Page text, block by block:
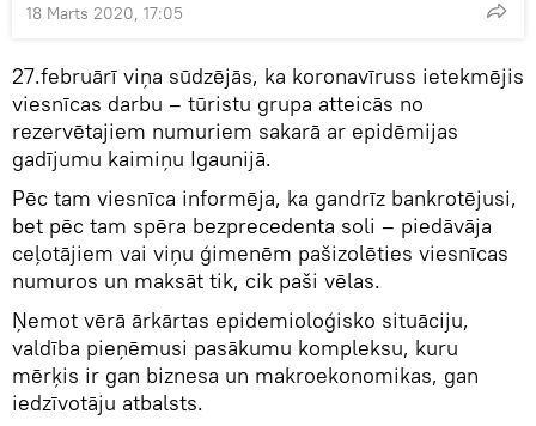
18 Marts 2020, 17:05
27.februārī viņa sūdzējās, ka koronavīruss ietekmējis
viesnīcas darbu – tūristu grupa atteicās no
rezervētajiem numuriem sakarā ar epidēmijas
gadījumu kaimiņu Igaunijā.
Pēc tam viesnīca informēja, ka gandrīz bankrotējusi,
bet pēc tam spēra bezprecedenta soli – piedāvāja
ceļotājiem vai viņu ģimenēm pašizolēties viesnīcas
numuros un maksāt tik, cik paši vēlas.
Ņemot vērā ārkārtas epidemioloģisko situāciju,
valdība pieņēmusi pasākumu kompleksu, kuru
mērķis ir gan biznesa un makroekonomikas, gan
iedzīvotāju atbalsts.